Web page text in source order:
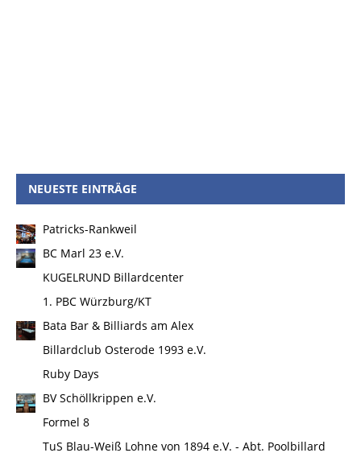
NEUESTE EINTRÄGE
Patricks-Rankweil
BC Marl 23 e.V.
KUGELRUND Billardcenter
1. PBC Würzburg/KT
Bata Bar & Billiards am Alex
Billardclub Osterode 1993 e.V.
Ruby Days
BV Schöllkrippen e.V.
Formel 8
TuS Blau-Weiß Lohne von 1894 e.V. - Abt. Poolbillard